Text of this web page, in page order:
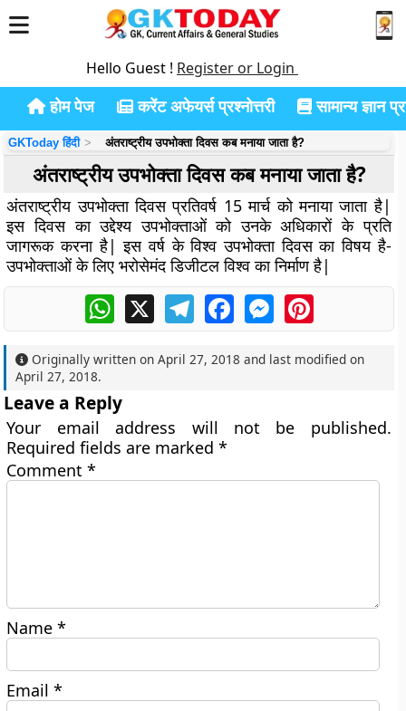
Hello Guest ! Register or Login
होम पेज करेंट अफेयर्स प्रश्नोत्तरी सामान्य ज्ञान
GKToday हिंदी अंतराष्ट्रीय उपभोक्ता दिवस कब मनाया जाता है?
अंतराष्ट्रीय उपभोक्ता दिवस कब मनाया जाता है?
अंतराष्ट्रीय उपभोक्ता दिवस प्रतिवर्ष 15 मार्च को मनाया जाता है|
इस दिवस का उद्देश्य उपभोक्ताओं को उनके अधिकारों के प्रति
जागरूक करना है| इस वर्ष के विश्व उपभोक्ता दिवस का विषय है-
उपभोक्ताओं के लिए भरोसेमंद डिजीटल विश्व का निर्माण है|
WhatsApp
X TelegramFacebookMessengerPinterest
Originally written onApril 27, 2018 and last modified on
April 27, 2018.
Leave a Reply
Your email address will not be published.
Required fields are marked*
Comment*
Name*
Email*